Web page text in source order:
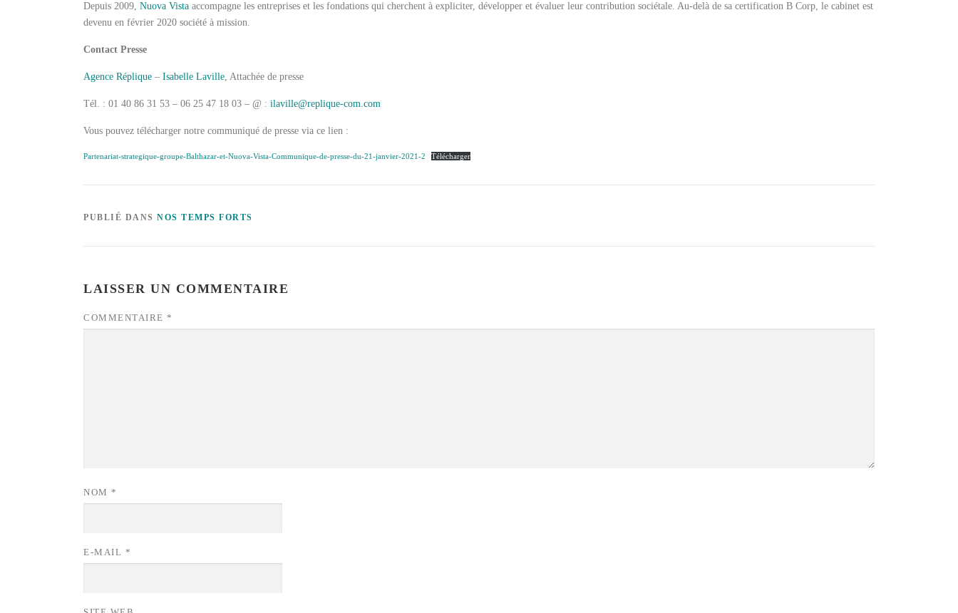
Depuis 2009, Nuova Vista accompagne les entreprises et les fondations qui cherchent à expliciter, développer et évaluer leur contribution sociétale. Au-delà de sa certification B Corp, le cabinet est
devenu en février 2020 société à mission.
Contact Presse
Agence Réplique – Isabelle Laville, Attachée de presse
Tél. : 01 40 86 31 53 – 06 25 47 18 03 – @ : ilaville@replique-com.com
Vous pouvez télécharger notre communiqué de presse via ce lien :
Partenariat-strategique-groupe-Balthazar-et-Nuova-Vista-Communique-de-presse-du-21-janvier-2021-2 Télécharger
PUBLIÉ DANS NOS TEMPS FORTS
LAISSER UN COMMENTAIRE
COMMENTAIRE *
NOM *
E-MAIL *